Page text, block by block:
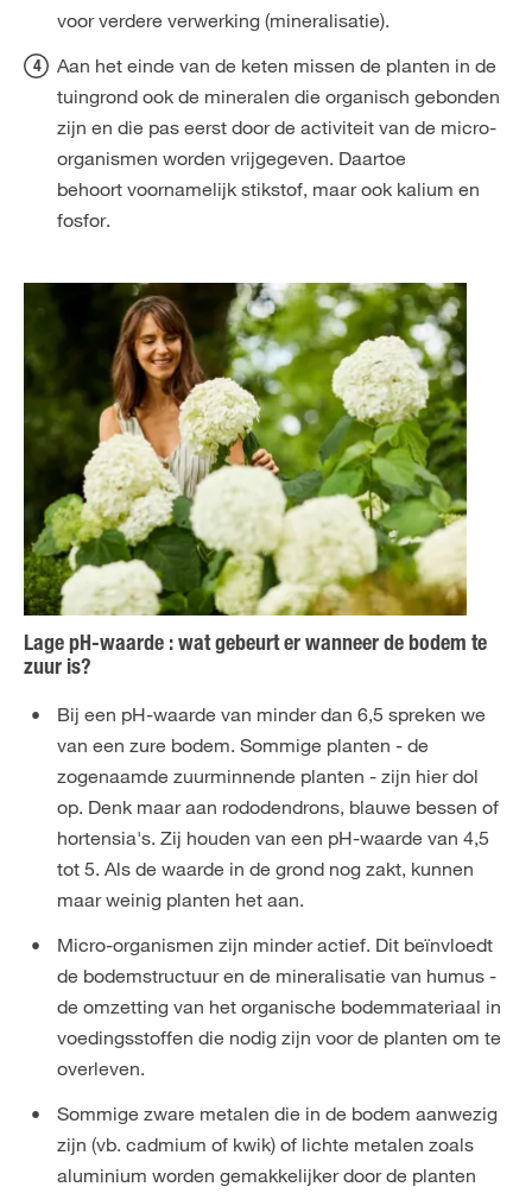
voor verdere verwerking (mineralisatie).
Aan het einde van de keten missen de planten in de
tuingrond ook de mineralen die organisch gebonden
zijn en die pas eerst door de activiteit van de micro-
organismen worden vrijgegeven. Daartoe
behoort voornamelijk stikstof, maar ook kalium en
fosfor.
Lage pH-waarde : wat gebeurt er wanneer de bodem te
zuur is?
Bij een pH-waarde van minder dan 6,5 spreken we
van een zure bodem. Sommige planten - de
zogenaamde zuurminnende planten - zijn hier dol
op. Denk maar aan rododendrons, blauwe bessen of
hortensia's. Zij houden van een pH-waarde van 4,5
tot 5. Als de waarde in de grond nog zakt, kunnen
maar weinig planten het aan.
Micro-organismen zijn minder actief. Dit beïnvloedt
de bodemstructuur en de mineralisatie van humus -
de omzetting van het organische bodemmateriaal in
voedingsstoffen die nodig zijn voor de planten om te
overleven.
Sommige zware metalen die in de bodem aanwezig
zijn (vb. cadmium of kwik) of lichte metalen zoals
aluminium worden gemakkelijker door de planten